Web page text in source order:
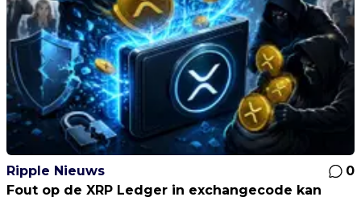
Ripple Nieuws
0
Fout op de XRP Ledger in exchangecode kan